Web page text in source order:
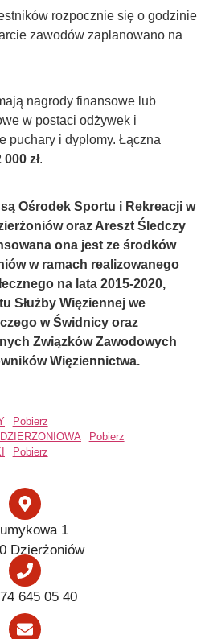
rozpocznie się o godzinie
zawodów zaplanowano na
nagrody finansowe lub
w postaci odżywek i
puchary i dyplomy. Łączna
000 zł.
Ośrodek Sportu i Rekreacji w
oraz Areszt Śledczy
ona jest ze środków
w ramach realizowanego
na lata 2015-2020,
Służby Więziennej we
w Świdnicy oraz
Związków Zawodowych
Więziennictwa.
Pobierz
Pobierz
Pobierz
1
Dzierżoniów
645 05 40